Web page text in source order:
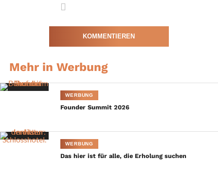
KOMMENTIEREN
Mehr in Werbung
WERBUNG
Founder Summit 2026
WERBUNG
Das hier ist für alle, die Erholung suchen